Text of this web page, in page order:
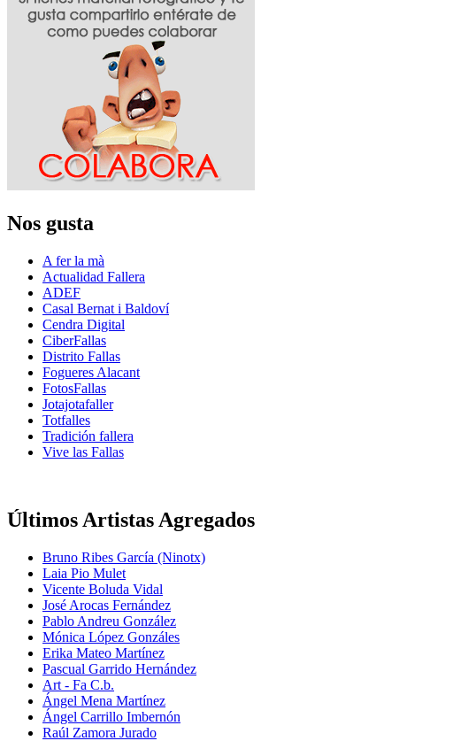
Nos gusta
A fer la mà
Actualidad Fallera
ADEF
Casal Bernat i Baldoví
Cendra Digital
CiberFallas
Distrito Fallas
Fogueres Alacant
FotosFallas
Jotajotafaller
Totfalles
Tradición fallera
Vive las Fallas
Últimos Artistas Agregados
Bruno Ribes García (Ninotx)
Laia Pio Mulet
Vicente Boluda Vidal
José Arocas Fernández
Pablo Andreu González
Mónica López Gonzáles
Erika Mateo Martínez
Pascual Garrido Hernández
Art - Fa C.b.
Ángel Mena Martínez
Ángel Carrillo Imbernón
Raúl Zamora Jurado